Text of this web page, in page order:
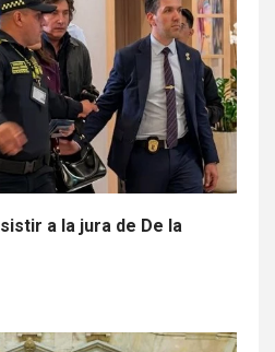
a la jura de De la